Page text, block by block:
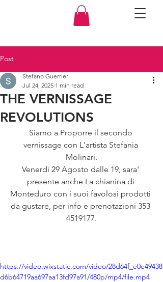
Post
THE VERNISSAGE
REVOLUTIONS
Stefano Guerrieri
Jul 24, 2025 1 min read
Siamo a Proporre il secondo
vernissage con L'artista Stefania
Molinari.
Venerdi 29 Agosto dalle 19, sara'
presente anche La chianina di
Monteduro con i suoi favolosi prodotti
da gustare, per info e prenotazioni 353
4519177.
https://video.wixstatic.com/video/28d64f_e0e49438
d6b64719aa697aa13fd97a91/480p/mp4/file.mp4